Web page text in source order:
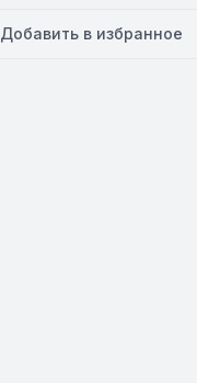
Добавить в избранное